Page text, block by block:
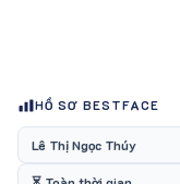
HỒ SƠ BESTFACE